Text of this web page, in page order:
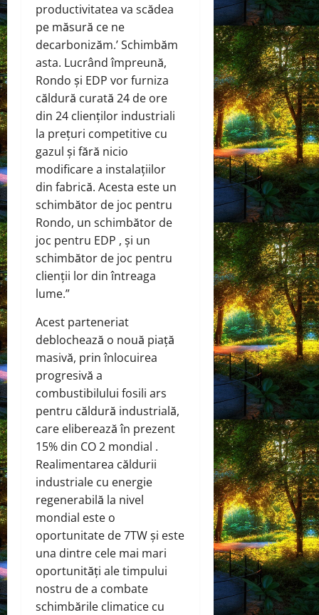
productivitatea va scădea
pe măsură ce ne
decarbonizăm.’ Schimbăm
asta. Lucrând împreună,
Rondo și EDP vor furniza
căldură curată 24 de ore
din 24 clienților industriali
la prețuri competitive cu
gazul și fără nicio
modificare a instalațiilor
din fabrică. Acesta este un
schimbător de joc pentru
Rondo, un schimbător de
joc pentru EDP , și un
schimbător de joc pentru
clienții lor din întreaga
lume.”
Acest parteneriat
deblochează o nouă piață
masivă, prin înlocuirea
progresivă a
combustibilului fosili ars
pentru căldură industrială,
care eliberează în prezent
15% din CO 2 mondial .
Realimentarea căldurii
industriale cu energie
regenerabilă la nivel
mondial este o
oportunitate de 7TW și este
una dintre cele mai mari
oportunități ale timpului
nostru de a combate
schimbările climatice cu